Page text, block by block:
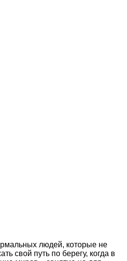
людей, которые не
свой путь по берегу, когда в